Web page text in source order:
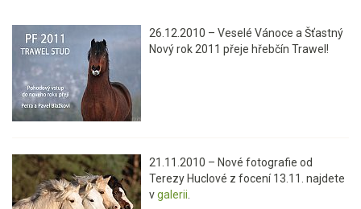
26.12.2010 – Veselé Vánoce a Šťastný
Nový rok 2011 přeje hřebčín Trawel!
21.11.2010 – Nové fotografie od
Terezy Huclové z focení 13.11. najdete
vgalerii